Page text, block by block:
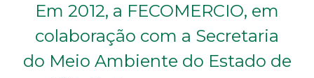
Em 2012, a FECOMERCIO, em
colaboração com a Secretaria
do Meio Ambiente do Estado de